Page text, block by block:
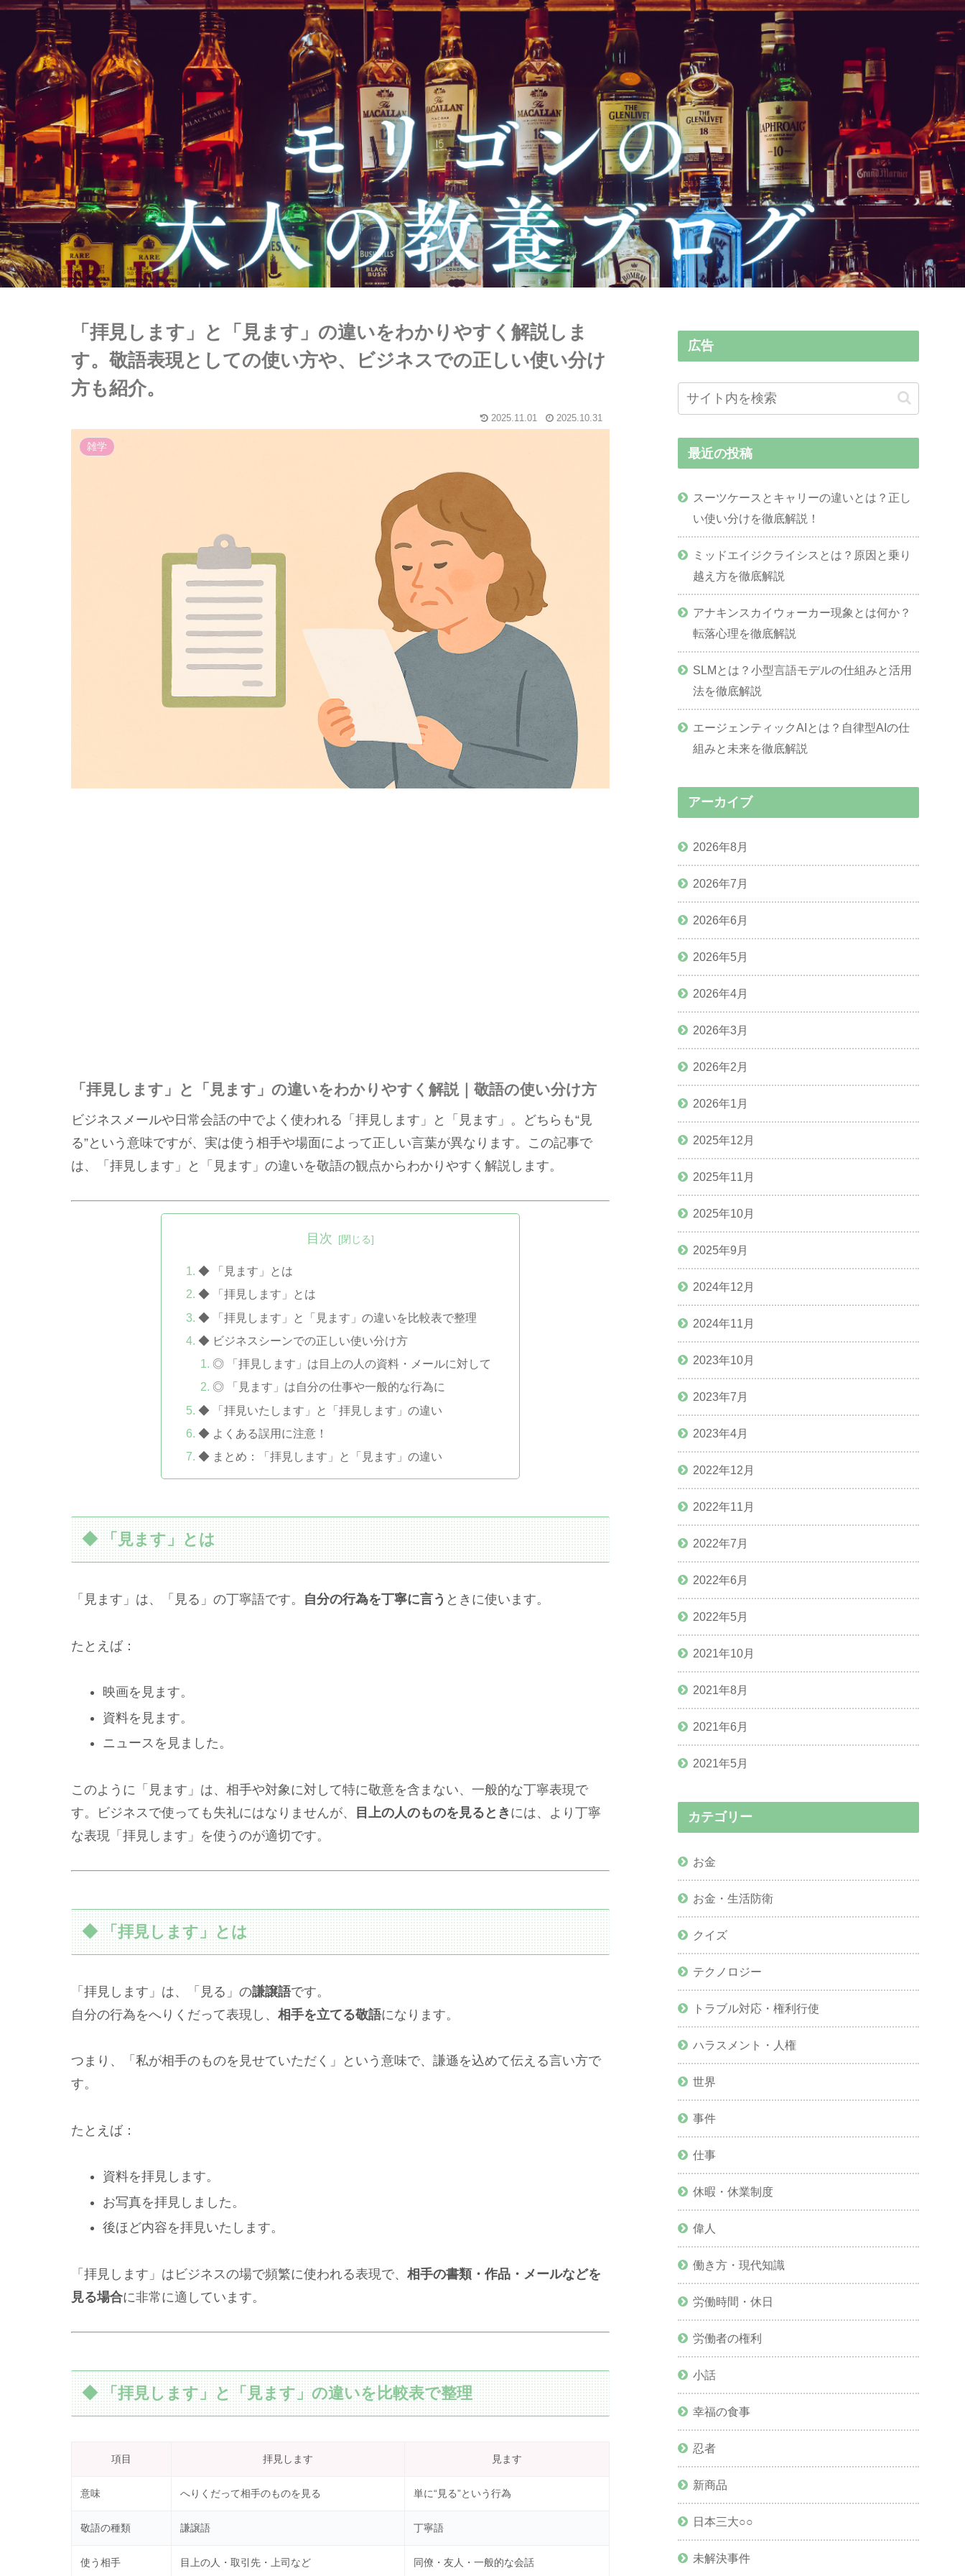
「拝見します」と「見ます」の違いをわかりやすく解説しま
す。敬語表現としての使い方や、ビジネスでの正しい使い分け
方も紹介。
2025.11.01 2025.10.31
雑学
「拝見します」と「見ます」の違いをわかりやすく解説｜敬語の使い分け方
ビジネスメールや日常会話の中でよく使われる「拝見します」と「見ます」。どちらも“見
る”という意味ですが、実は使う相手や場面によって正しい言葉が異なります。この記事で
は、「拝見します」と「見ます」の違いを敬語の観点からわかりやすく解説します。
目次
◆ 「見ます」とは
◆ 「拝見します」とは
◆ 「拝見します」と「見ます」の違いを比較表で整理
◆ ビジネスシーンでの正しい使い分け方
◎ 「拝見します」は目上の人の資料・メールに対して
◎ 「見ます」は自分の仕事や一般的な行為に
◆ 「拝見いたします」と「拝見します」の違い
◆ よくある誤用に注意！
◆ まとめ：「拝見します」と「見ます」の違い
◆ 「見ます」とは
「見ます」は、「見る」の丁寧語です。 自分の行為を丁寧に言う ときに使います。
たとえば：
映画を見ます。
資料を見ます。
ニュースを見ました。
このように「見ます」は、相手や対象に対して特に敬意を含まない、一般的な丁寧表現で
す。ビジネスで使っても失礼にはなりませんが、
目上の人のものを見るとき には、より丁寧
な表現「拝見します」を使うのが適切です。
◆ 「拝見します」とは
「拝見します」は、「見る」の謙譲語です。
自分の行為をへりくだって表現し、 相手を立てる敬語になります。
つまり、「私が相手のものを見せていただく」という意味で、謙遜を込めて伝える言い方で
す。
たとえば：
資料を拝見します。
お写真を拝見しました。
後ほど内容を拝見いたします。
「拝見します」はビジネスの場で頻繁に使われる表現で、 相手の書類・作品・メールなどを
見る場合に非常に適しています。
◆ 「拝見します」と「見ます」の違いを比較表で整理
項目 拝見します 見ます
意味 へりくだって相手のものを見る 単に“見る”という行為
敬語の種類 謙譲語 丁寧語
使う相手 目上の人・取引先・上司など 同僚・友人・一般的な会話
広告
最近の投稿
スーツケースとキャリーの違いとは？正し
い使い分けを徹底解説！
ミッドエイジクライシスとは？原因と乗り
越え方を徹底解説
アナキンスカイウォーカー現象とは何か？
転落心理を徹底解説
SLMとは？小型言語モデルの仕組みと活用
法を徹底解説
エージェンティックAIとは？自律型AIの仕
組みと未来を徹底解説
アーカイブ
2026年8月
2026年7月
2026年6月
2026年5月
2026年4月
2026年3月
2026年2月
2026年1月
2025年12月
2025年11月
2025年10月
2025年9月
2024年12月
2024年11月
2023年10月
2023年7月
2023年4月
2022年12月
2022年11月
2022年7月
2022年6月
2022年5月
2021年10月
2021年8月
2021年6月
2021年5月
カテゴリー
お金
お金・生活防衛
クイズ
テクノロジー
トラブル対応・権利行使
ハラスメント・人権
世界
事件
仕事
休暇・休業制度
偉人
働き方・現代知識
労働時間・休日
労働者の権利
小話
幸福の食事
忍者
新商品
日本三大○○
未解決事件